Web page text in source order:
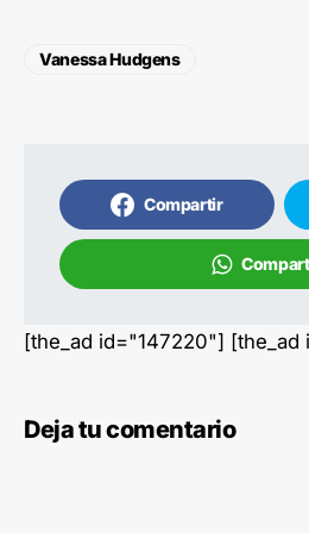
Vanessa Hudgens
Compartir
[the_ad id="147220"] [the_ad
Deja tu comentario